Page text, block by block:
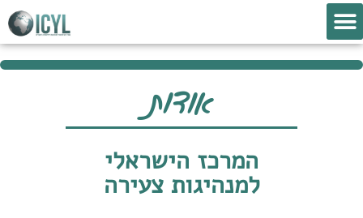
אודות
המרכז הישראלי
למנהיגות צעירה